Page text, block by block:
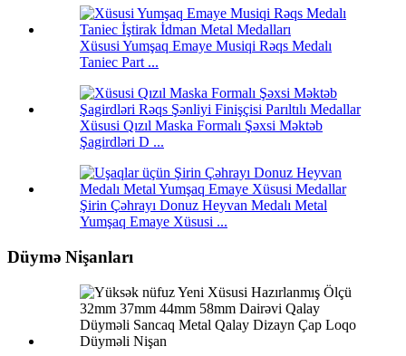
Xüsusi Yumşaq Emaye Musiqi Rəqs Medalı
Taniec Part ...
Xüsusi Qızıl Maska Formalı Şəxsi Məktəb
Şagirdləri D ...
Şirin Çəhrayı Donuz Heyvan Medalı Metal
Yumşaq Emaye Xüsusi ...
Düymə Nişanları